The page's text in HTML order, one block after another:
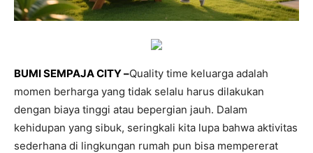
BUMI SEMPAJA CITY –Quality time keluarga adalah
momen berharga yang tidak selalu harus dilakukan
dengan biaya tinggi atau bepergian jauh. Dalam
kehidupan yang sibuk, seringkali kita lupa bahwa aktivitas
sederhana di lingkungan rumah pun bisa mempererat